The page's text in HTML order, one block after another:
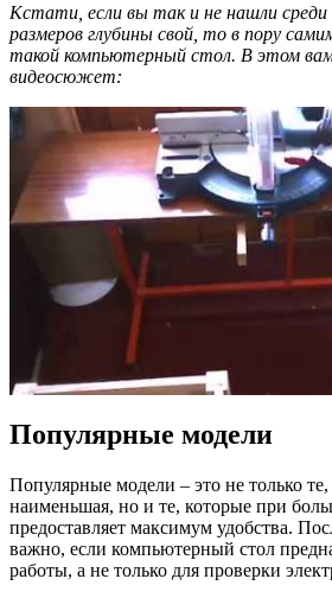
Кстати, если вы так и не нашли
размеров глубины свой, то в пору
такой компьютерный стол. В этом
видеосюжет:
Популярные модели
Популярные модели – это не только те,
наименьшая, но и те, которые при
предоставляет максимум удобства.
важно, если компьютерный стол
работы, а не только для проверки